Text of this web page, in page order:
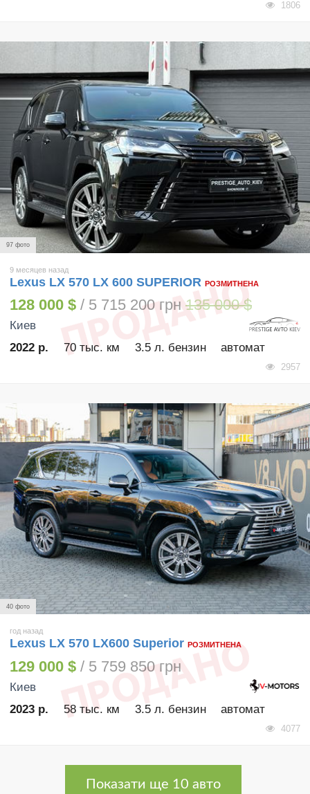
1806
97 фото
9 месяцев назад
Lexus LX 570 LX 600 SUPERIOR РОЗМИТНЕНА
128 000 $ / 5 715 200 грн 135 000 $
Киев
2022 р.
70 тыс. км 3.5 л. бензин автомат
2957
40 фото
год назад
Lexus LX 570 LX600 Superior РОЗМИТНЕНА
129 000 $ / 5 759 850 грн
Киев
2023 р.
58 тыс. км 3.5 л. бензин автомат
4077
Показати ще 10 авто